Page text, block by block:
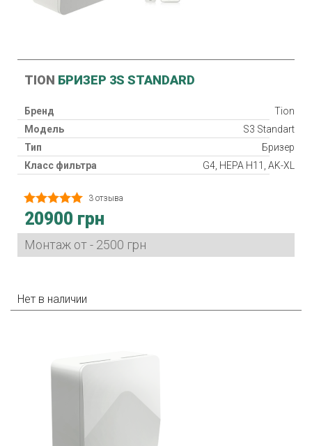
TION БРИЗЕР 3S STANDARD
Бренд
Tion
Модель
S3 Standart
Тип
Бризер
Класс фильтра
G4, HEPA H11, AK-XL
Потребляемая мощность
Гарантия
Страна производитель
3 отзыва
20900 грн
Монтаж от - 2500 грн
Нет в наличии